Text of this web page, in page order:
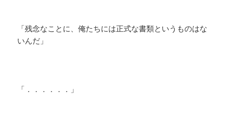
「残念なことに、俺たちには正式な書類というものはな
いんだ」
「．．．．．．」